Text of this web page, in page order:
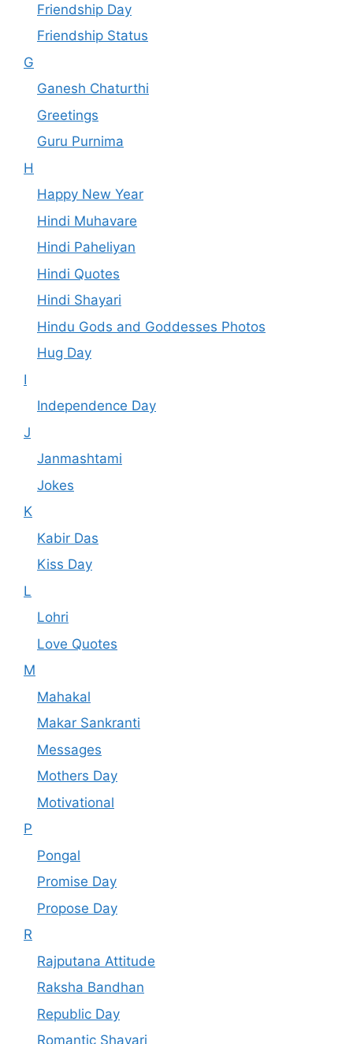
Friendship Day
Friendship Status
G
Ganesh Chaturthi
Greetings
Guru Purnima
H
Happy New Year
Hindi Muhavare
Hindi Paheliyan
Hindi Quotes
Hindi Shayari
Hindu Gods and Goddesses Photos
Hug Day
I
Independence Day
J
Janmashtami
Jokes
K
Kabir Das
Kiss Day
L
Lohri
Love Quotes
M
Mahakal
Makar Sankranti
Messages
Mothers Day
Motivational
P
Pongal
Promise Day
Propose Day
R
Rajputana Attitude
Raksha Bandhan
Republic Day
Romantic Shayari